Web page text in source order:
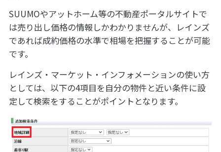
SUUMOやアットホーム等の不動産ポータルサイトで
は売り出し価格の情報しかわかりませんが、レインズ
であれば成約価格の水準で相場を把握することが可能
です。
レインズ・マーケット・インフォメーションの使い方
としては、以下の4項目を自分の物件と近い条件に設
定して検索をすることがポイントとなります。